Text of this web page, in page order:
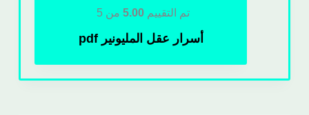
تم التقييم5.00 من 5
أسرار عقل المليونير pdf